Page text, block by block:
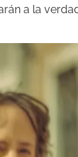
a la